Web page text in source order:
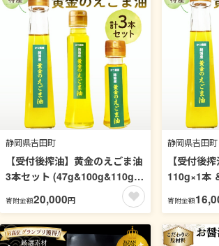
静岡県吉田町
【受付後搾油】黄金のえごま油
3本セット (47g&100g&110g×
各1本) [かつ農園 静岡県 吉田町
22424023] 国産 エゴマ油 えご
ま油 荏胡麻油 エゴマ えごま 荏
胡麻 食用油
寄附金額20,000円
静岡県吉田町
【受付後
110g×1本
22424022]
ま油 荏胡
胡麻 食用油
寄附金額